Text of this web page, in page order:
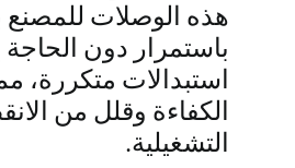
هذه الوصلات للمصنع
باستمرار دون الحاجة
استبدالات متكررة،
الكفاءة وقلل من
التشغيلية.